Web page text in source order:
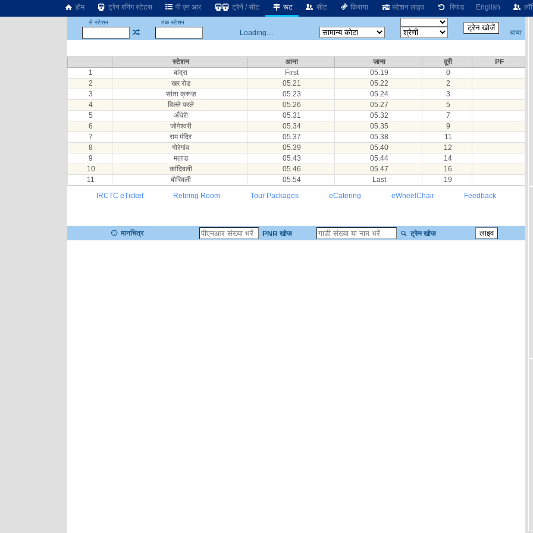
होम ट्रेन रनिंग स्टेटस पी एन आर ट्रेनें / सीट रूट सीट किराया स्टेशन लाइव रिफंड English
से स्टेशन तक स्टेशन
Loading.... वाया
स्टेशन आना जाना दूरी
PF
1
बांद्रा First 05.19
0
2
खर रोड 05.21 05.22
2
3
सांता क्रूज़ 05.23 05.24
3
4
विल्ले परले 05.26 05.27
5
5
अँधेरी 05.31 05.32
7
6
जोगेश्वरी 05.34 05.35
9
7
राम मंदिर 05.37 05.38
11
8
गोरेगांव 05.39 05.40
12
9
मलाड 05.43 05.44
14
10
कांदिवली 05.46 05.47
16
11
बोरिवली 05.54 Last
19
IRCTC eTicket
Retiring Room Tour Packages eCatering eWheelChair Feedback
मानचित्र PNR खोज ट्रेन खोज